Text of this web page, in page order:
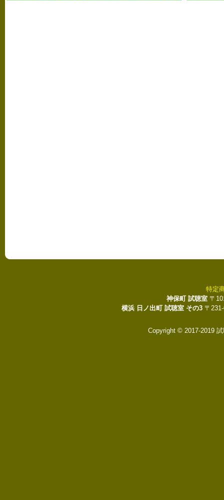
特定
神保町 試聴室 〒
横浜 日ノ出町 試聴室 その3 〒
Copyright © 2017-2019